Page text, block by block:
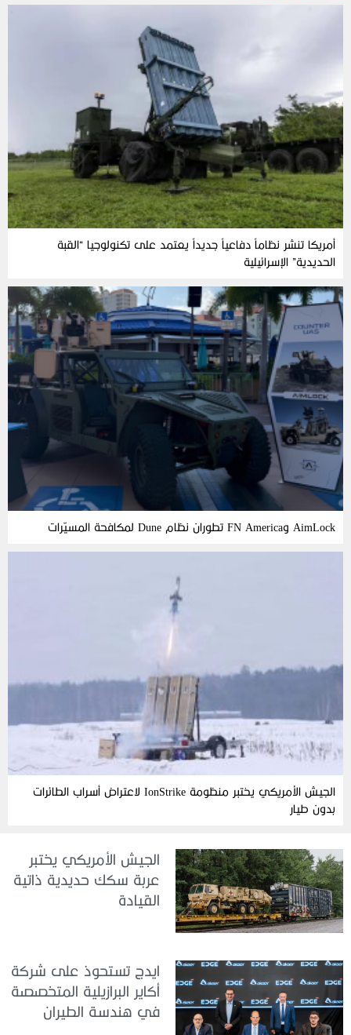
أمريكا تنشر نظاماً دفاعياً جديداً يعتمد على تكنولوجيا “القبة
الحديدية” الإسرائيلية
AimLock وFN America تطوران نظام Dune لمكافحة المسيّرات
الجيش الأمريكي يختبر منظومة IonStrike لاعتراض أسراب الطائرات
بدون طيار
الجيش الأمريكي يختبر
عربة سكك حديدية ذاتية
القيادة
ايدج تستحوذ على شركة
أكاير البرازيلية المتخصصة
في هندسة الطيران